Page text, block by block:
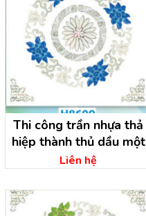
Thi công trần nhựa thả
hiệp thành thủ dầu một
Liên hệ